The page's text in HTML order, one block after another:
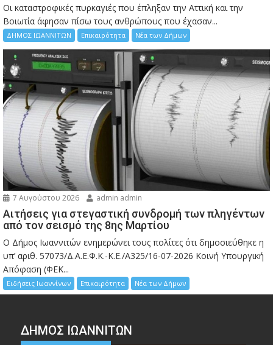
Οι καταστροφικές πυρκαγιές που έπληξαν την Αττική και την
Bοιωτία άφησαν πίσω τους ανθρώπους που έχασαν...
ΔΗΜΟΣ ΙΩΑΝΝΙΤΩΝ Επικαιρότητα Νέα των Δήμων
7 Αυγούστου 2026 admin admin
Αιτήσεις για στεγαστική συνδρομή των πληγέντων
από τον σεισμό της 8ης Μαρτίου
Ο Δήμος Ιωαννιτών ενημερώνει τους πολίτες ότι δημοσιεύθηκε η
υπ’ αριθ. 57073/Δ.Α.Ε.Φ.Κ.-Κ.Ε./Α325/16-07-2026 Κοινή Υπουργική
Απόφαση (ΦΕΚ...
Ειδήσεις Ιωαννίνων Επικαιρότητα Νέα των Δήμων
ΔΗΜΟΣ ΙΩΑΝΝΙΤΩΝ